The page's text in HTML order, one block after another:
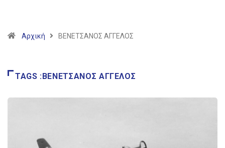
Αρχική ΒΕΝΕΤΣΑΝΟΣ AΓΓΕΛΟΣ
TAGS :ΒΕΝΕΤΣΑΝΟΣ AΓΓΕΛΟΣ